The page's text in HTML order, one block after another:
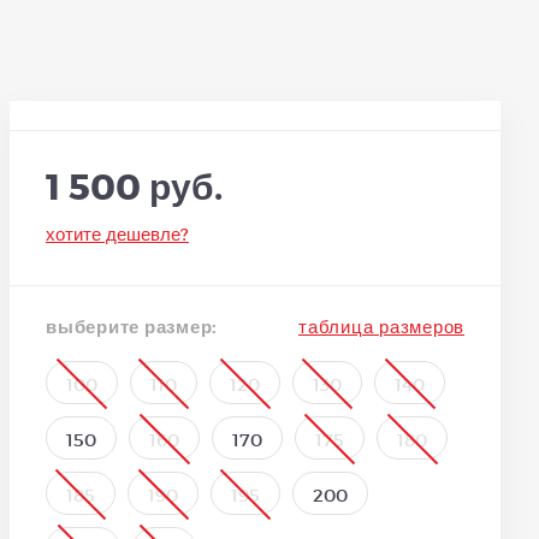
1 500 руб.
хотите дешевле?
выберите размер: таблица размеров
100 110 120 130 140
150 160 170 175 180
185 190 195 200